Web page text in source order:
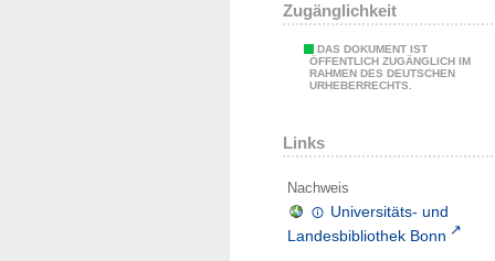
Zugänglichkeit
DAS DOKUMENT IST
ÖFFENTLICH ZUGÄNGLICH IM
RAHMEN DES DEUTSCHEN
URHEBERRECHTS.
Links
Nachweis
Universitäts- und
Landesbibliothek Bonn